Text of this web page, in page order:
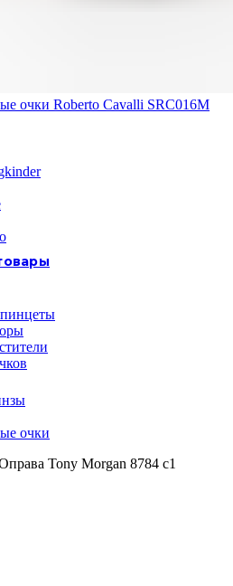
очки Roberto Cavalli SRC016M
очки
Tony Morgan 8784 c1